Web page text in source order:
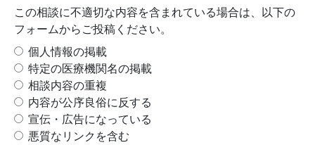
この相談に不適切な内容を含まれている場合は、以下の
フォームからご投稿ください。
個人情報の掲載
特定の医療機関名の掲載
相談内容の重複
内容が公序良俗に反する
宣伝・広告になっている
悪質なリンクを含む